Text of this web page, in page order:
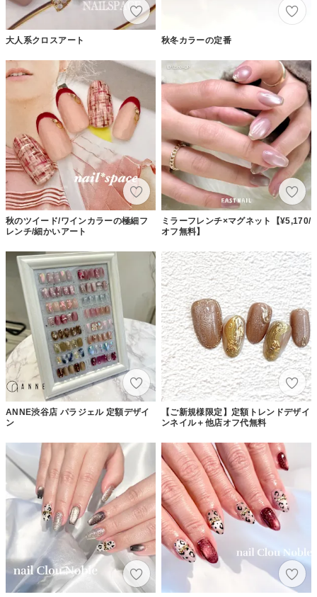
大人系クロスアート 秋冬カラーの定番
秋のツイード/ワインカラーの極細フ
レンチ/細かいアート
ミラーフレンチ×マグネット【¥5,170/
オフ無料】
ANNE渋谷店 パラジェル 定額デザイ
ン
【ご新規様限定】定額トレンドデザイ
ンネイル＋他店オフ代無料